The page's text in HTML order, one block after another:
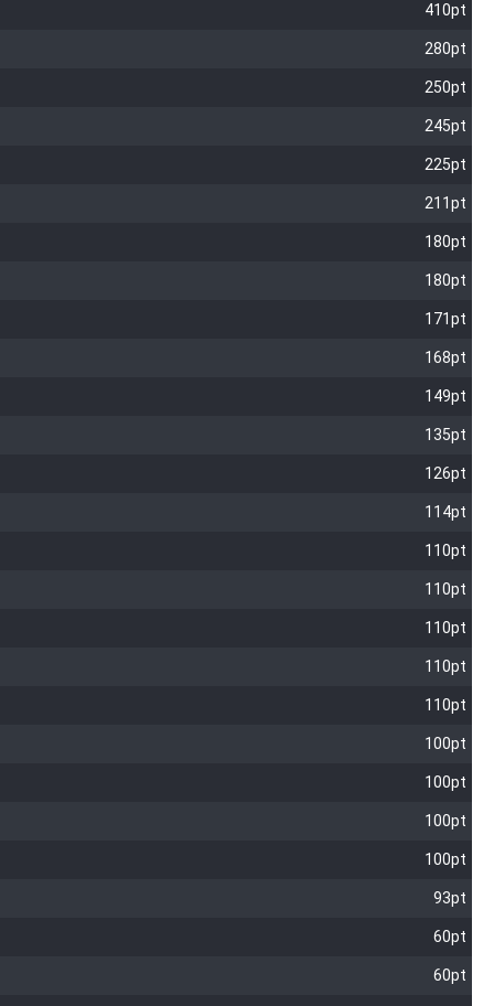
410pt
280pt
250pt
245pt
225pt
211pt
180pt
180pt
171pt
168pt
149pt
135pt
126pt
114pt
110pt
110pt
110pt
110pt
110pt
100pt
100pt
100pt
100pt
93pt
60pt
60pt